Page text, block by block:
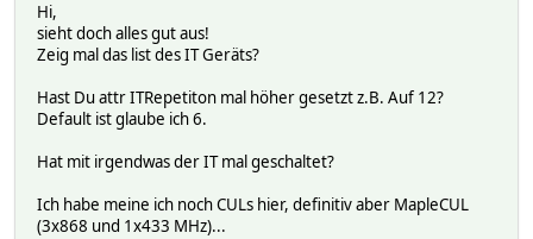
2020-04-27 19:49:25 uptime 0 00:01:18
2020-05-29 23:45:54 version V 1.26.08 a-culfw
Attributes:
Hi,
sieht doch alles gut aus!
Zeig mal das list des IT Geräts?
Hast Du attr ITRepetiton mal höher gesetzt z.B. Auf 12?
Default ist glaube ich 6.
Hat mit irgendwas der IT mal geschaltet?
Ich habe meine ich noch CULs hier, definitiv aber MapleCUL
(3x868 und 1x433 MHz)...